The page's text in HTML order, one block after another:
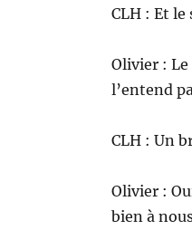
CLH : Et le
Olivier :
l’entend
CLH : Un
Olivier :
bien à